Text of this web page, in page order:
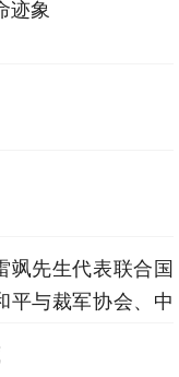
迹象
飒先生代表联合国
平与裁军协会、中